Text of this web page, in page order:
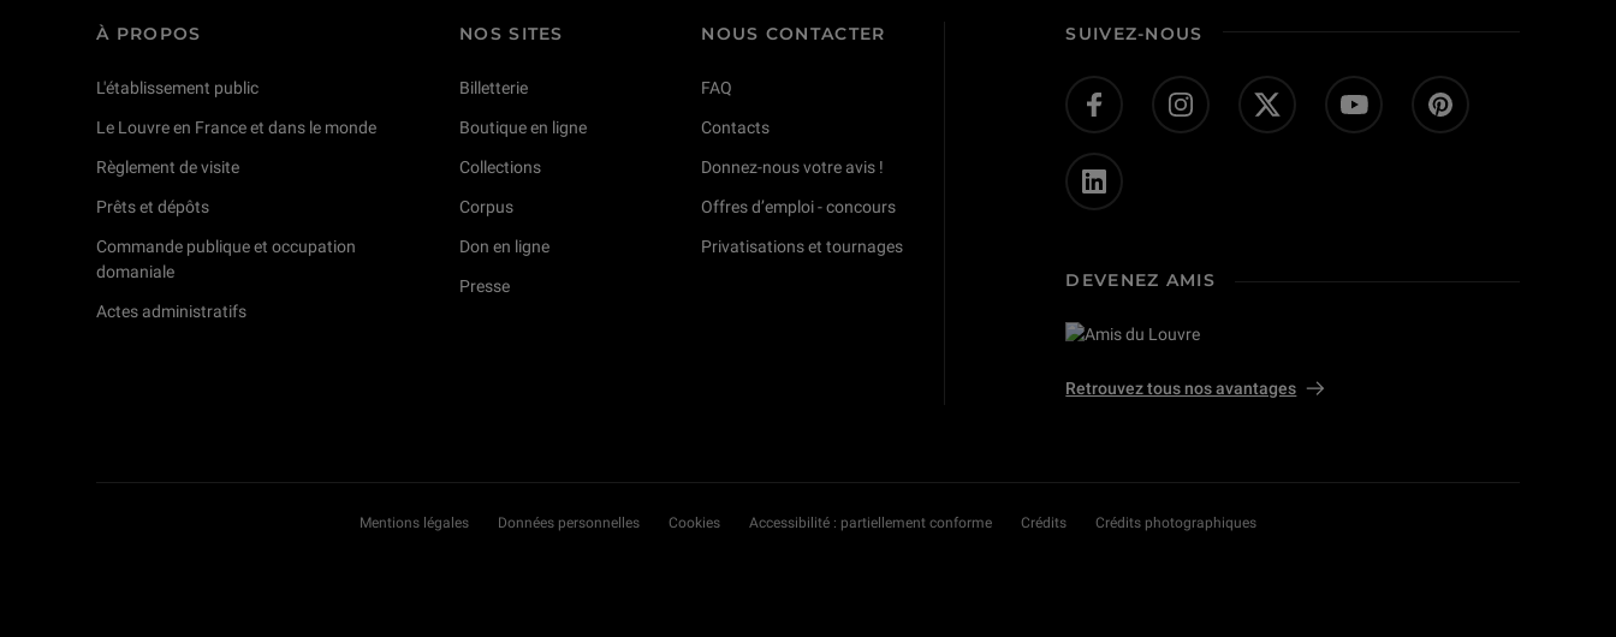
À PROPOS
L'établissement public
Le Louvre en France et dans le monde
Règlement de visite
Prêts et dépôts
Commande publique et occupation
domaniale
Actes administratifs
NOS SITES
Billetterie
Boutique en ligne
Collections
Corpus
Don en ligne
Presse
NOUS CONTACTER
FAQ
Contacts
Donnez-nous votre avis !
Offres d’emploi - concours
Privatisations et tournages
SUIVEZ-NOUS
DEVENEZ AMIS
Retrouvez tous nos avantages
Mentions légales Données personnelles Cookies Accessibilité : partiellement conforme Crédits Crédits photographiques